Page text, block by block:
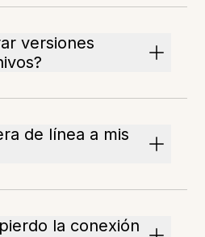
versiones
de línea a mis
la conexión